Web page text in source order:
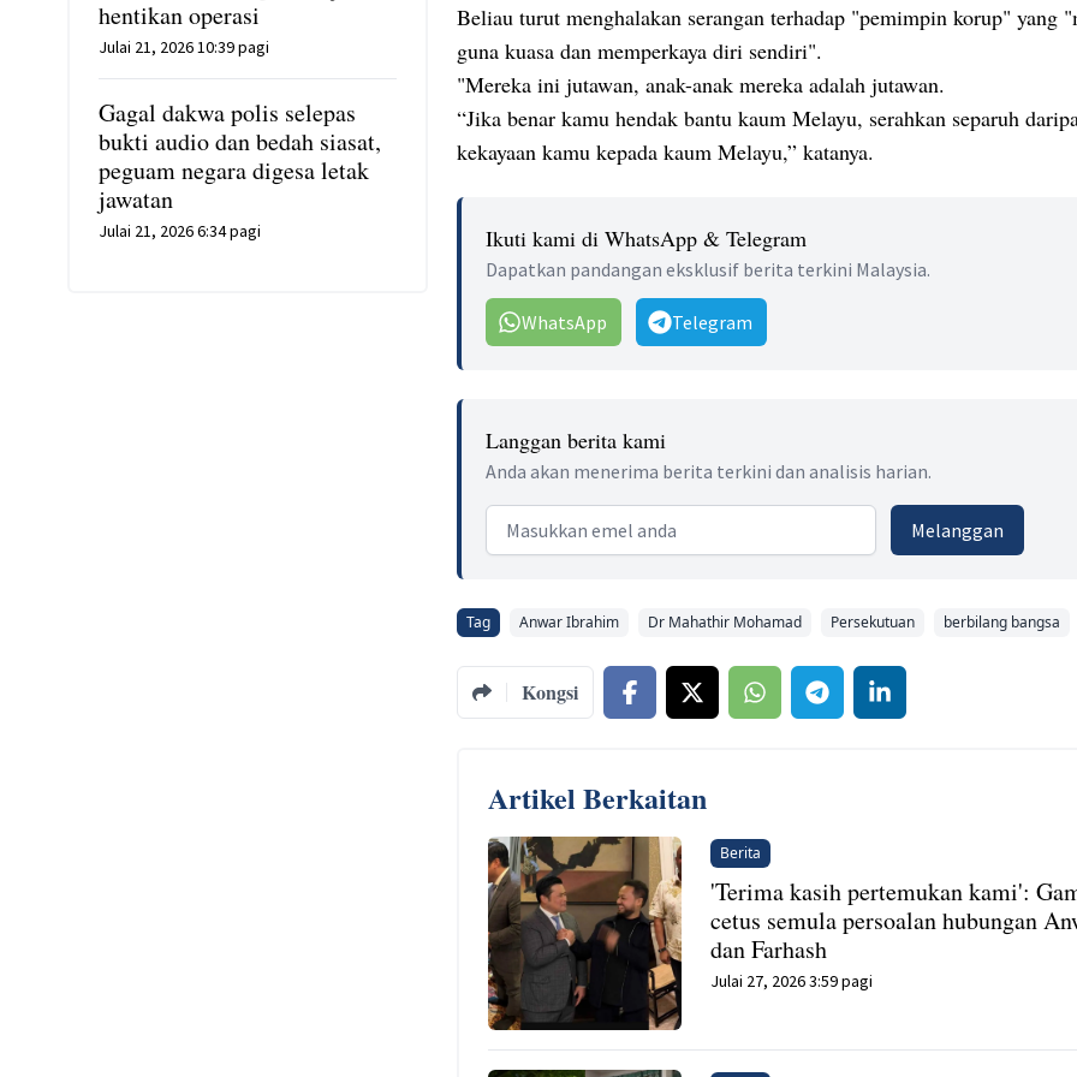
hentikan operasi
Julai 21, 2026 10:39 pagi
Gagal dakwa polis selepas
bukti audio dan bedah siasat,
peguam negara digesa letak
jawatan
Julai 21, 2026 6:34 pagi
Beliau turut menghalakan serangan terhadap "pemimpin korup" yang
guna kuasa dan memperkaya diri sendiri".
"Mereka ini jutawan, anak-anak mereka adalah jutawan.
“Jika benar kamu hendak bantu kaum Melayu, serahkan separuh
kekayaan kamu kepada kaum Melayu,” katanya.
Ikuti kami di WhatsApp & Telegram
Dapatkan pandangan eksklusif berita terkini Malaysia.
WhatsApp Telegram
Langgan berita kami
Anda akan menerima berita terkini dan analisis harian.
Email address Melanggan
Tag Anwar Ibrahim Dr Mahathir Mohamad Persekutuan berbilang bangsa
Kongsi
Artikel Berkaitan
Berita
'Terima kasih pertemukan kami':
cetus semula persoalan hubungan
dan Farhash
Julai 27, 2026 3:59 pagi